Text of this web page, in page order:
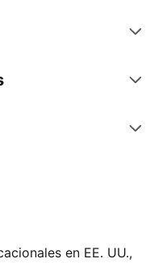
en EE. UU.,